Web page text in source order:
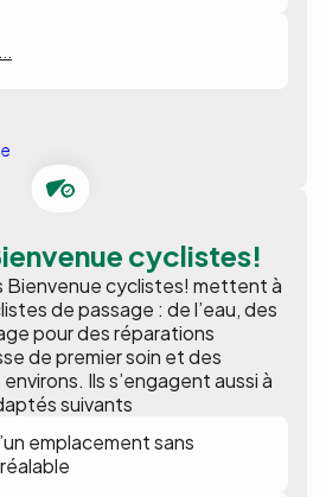
cyclistes!
Bienvenue cyclistes! mettent à
de passage : de l’eau, des
pour des réparations
de premier soin et des
Ils s’engagent aussi à
suivants
emplacement sans